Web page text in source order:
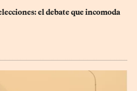
el debate que incomoda